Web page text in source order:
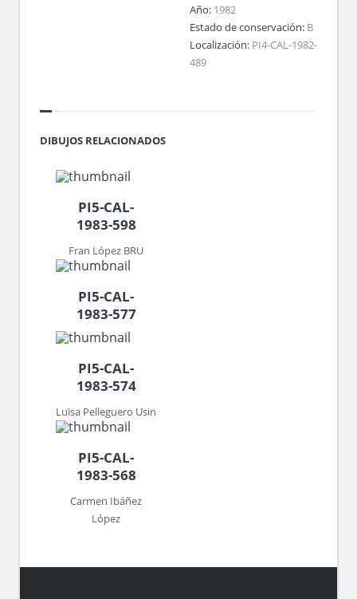
Año: 1982
Estado de conservación: B
Localización: PI4-CAL-1982-
489
DIBUJOS RELACIONADOS
PI5-CAL-
1983-598
Fran López BRU
PI5-CAL-
1983-577
PI5-CAL-
1983-574
Luisa Pelleguero Usin
PI5-CAL-
1983-568
Carmen Ibáñez
López